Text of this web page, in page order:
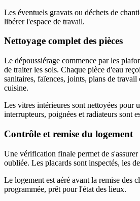
Les éventuels gravats ou déchets de
libérer l'espace de travail.
Nettoyage complet des pièces
Le dépoussiérage commence par les
de traiter les sols. Chaque pièce d'eau
sanitaires, faïences, joints, plans de travail
cuisine.
Les vitres intérieures sont nettoyées pour
interrupteurs, poignées et radiateurs sont
Contrôle et remise du logement
Une vérification finale permet de s'assurer
oubliée. Les placards sont inspectés, les
Le logement est aéré avant la remise des
programmée, prêt pour l'état des lieux.